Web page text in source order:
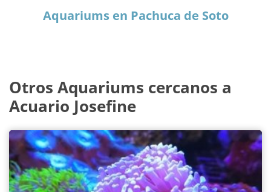
Aquariums en Pachuca de Soto
Otros Aquariums cercanos a
Acuario Josefine